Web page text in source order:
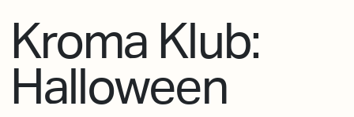
Kroma Klub:
Halloween